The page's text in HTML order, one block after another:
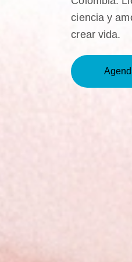
ciencia y
crear vida.